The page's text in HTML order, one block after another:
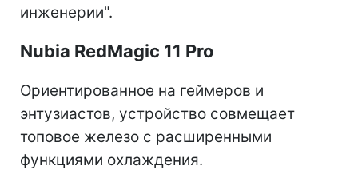
инженерии".
Nubia RedMagic 11 Pro
Ориентированное на геймеров и
энтузиастов, устройство совмещает
топовое железо с расширенными
функциями охлаждения.